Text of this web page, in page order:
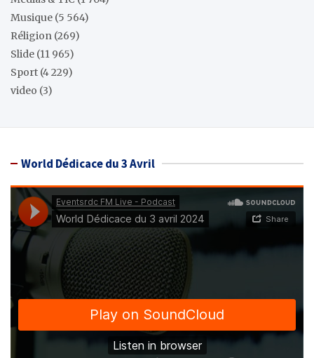
Musique (5 564)
Réligion (269)
Slide (11 965)
Sport (4 229)
video (3)
World Dédicace du 3 Avril